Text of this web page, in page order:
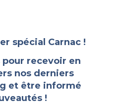
spécial Carnac !
pour recevoir en
nos derniers
et être informé
!